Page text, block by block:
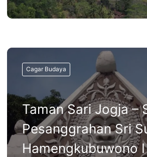
Cagar Budaya
Taman Sari Jogja –
Pesanggrahan Sri
Hamengkubuwono I